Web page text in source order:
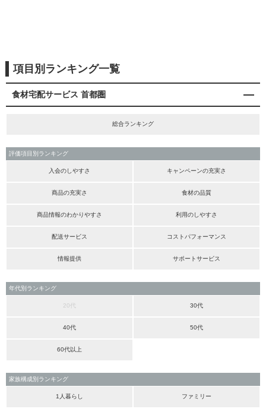
項目別ランキング一覧
食材宅配サービス 首都圏
総合ランキング
評価項目別ランキング
入会のしやすさ キャンペーンの充実さ
商品の充実さ 食材の品質
商品情報のわかりやすさ 利用のしやすさ
配送サービス コストパフォーマンス
情報提供 サポートサービス
年代別ランキング
20代 30代
40代 50代
60代以上
家族構成別ランキング
1人暮らし ファミリー